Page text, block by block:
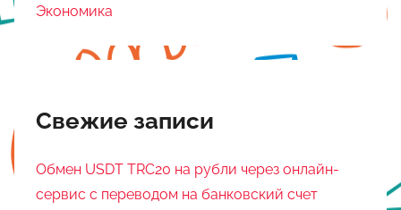
Экономика
Свежие записи
Обмен USDT TRC20 на рубли через онлайн-
сервис с переводом на банковский счет